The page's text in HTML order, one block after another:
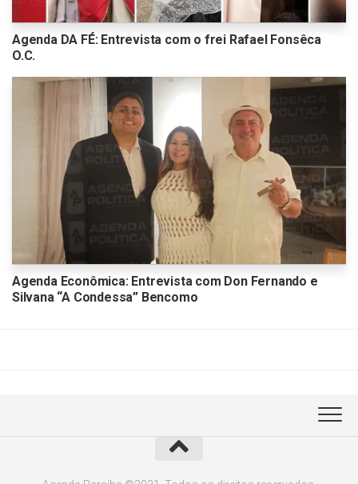
Agenda DA FÉ: Entrevista com o frei Rafael Fonsêca
O.C.
Agenda Econômica: Entrevista com Don Fernando e
Silvana “A Condessa” Bencomo